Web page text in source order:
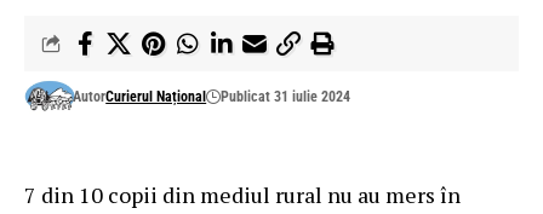
AutorCurierul Național Publicat 31 iulie 2024
7 din 10 copii din mediul rural nu au mers în